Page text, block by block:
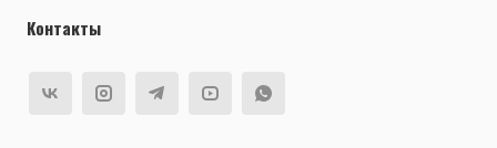
Контакты